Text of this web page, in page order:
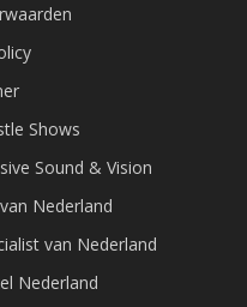
Shows
Sound & Vision
Nederland
van Nederland
Nederland